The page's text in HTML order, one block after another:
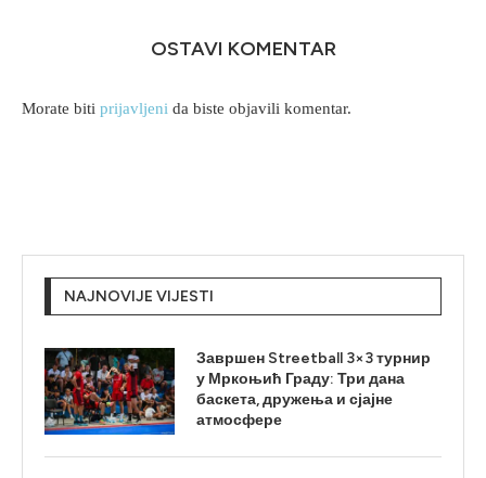
OSTAVI KOMENTAR
Morate biti prijavljeni da biste objavili komentar.
NAJNOVIJE VIJESTI
Завршен Streetball 3×3 турнир
у Мркоњић Граду: Три дана
баскета, дружења и сјајне
атмосфере